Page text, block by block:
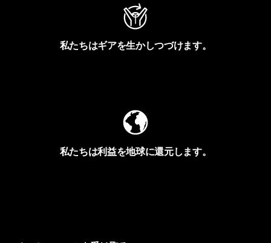
私たちはギアを生かしつづけます。
私たちは利益を地球に還元します。